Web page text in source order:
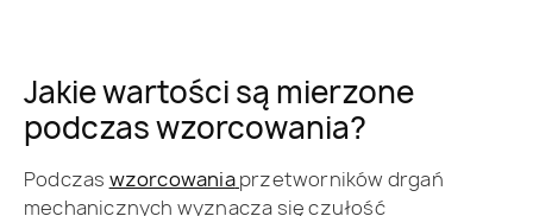
Jakie wartości są mierzone
podczas wzorcowania?
Podczas wzorcowaniaprzetworników drgań
mechanicznych wyznacza się czułość